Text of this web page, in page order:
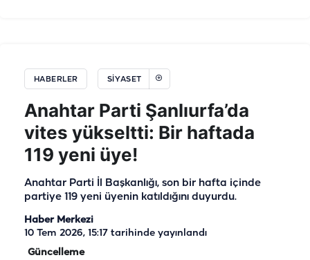
HABERLER SIYASET
Anahtar Parti Şanlıurfa’da
vites yükseltti: Bir haftada
119 yeni üye!
Anahtar Parti İl Başkanlığı, son bir hafta içinde
partiye 119 yeni üyenin katıldığını duyurdu.
Haber Merkezi
10 Tem 2026, 15:17 tarihinde yayınlandı
Güncelleme